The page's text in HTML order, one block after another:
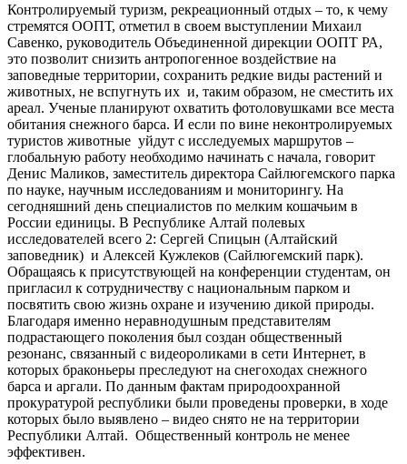
Контролируемый туризм, рекреационный отдых – то, к чему
стремятся ООПТ, отметил в своем выступлении Михаил
Савенко, руководитель Объединенной дирекции ООПТ РА,
это позволит снизить антропогенное воздействие на
заповедные территории, сохранить редкие виды растений и
животных, не вспугнуть их и, таким образом, не сместить их
ареал. Ученые планируют охватить фотоловушками все места
обитания снежного барса. И если по вине неконтролируемых
туристов животные уйдут с исследуемых маршрутов –
глобальную работу необходимо начинать с начала, говорит
Денис Маликов, заместитель директора Сайлюгемского парка
по науке, научным исследованиям и мониторингу. На
сегодняшний день специалистов по мелким кошачьим в
России единицы. В Республике Алтай полевых
исследователей всего 2: Сергей Спицын (Алтайский
заповедник) и Алексей Кужлеков (Сайлюгемский парк).
Обращаясь к присутствующей на конференции студентам, он
пригласил к сотрудничеству с национальным парком и
посвятить свою жизнь охране и изучению дикой природы.
Благодаря именно неравнодушным представителям
подрастающего поколения был создан общественный
резонанс, связанный с видеороликами в сети Интернет, в
которых браконьеры преследуют на снегоходах снежного
барса и аргали. По данным фактам природоохранной
прокуратурой республики были проведены проверки, в ходе
которых было выявлено – видео снято не на территории
Республики Алтай. Общественный контроль не менее
эффективен.